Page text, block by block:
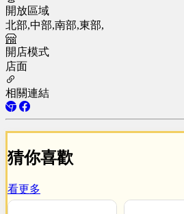
開放區域
北部,中部,南部,東部,
開店模式
店面
相關連結
猜你喜歡
看更多